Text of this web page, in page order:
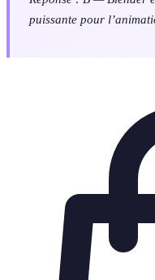
puissante pour